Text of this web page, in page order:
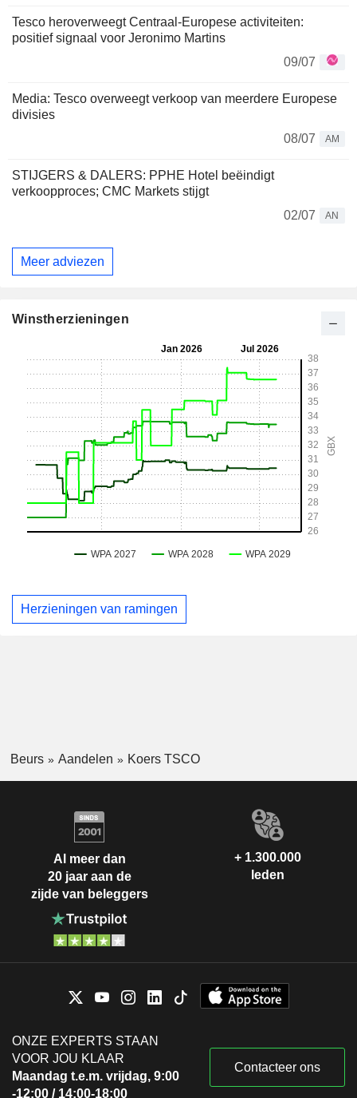
Tesco heroverweegt Centraal-Europese activiteiten:
positief signaal voor Jeronimo Martins
09/07
Media: Tesco overweegt verkoop van meerdere Europese
divisies
08/07
AM
STIJGERS & DALERS: PPHE Hotel beëindigt
verkoopproces; CMC Markets stijgt
02/07
AN
Meer adviezen
Winstherzieningen
Herzieningen van ramingen
Beurs Aandelen Koers TSCO
Al meer dan
20 jaar aan de
zijde van beleggers
+ 1.300.000
leden
ONZE EXPERTS STAAN
VOOR JOU KLAAR
Maandag t.e.m. vrijdag, 9:00
-12:00 / 14:00-18:00
Contacteer ons